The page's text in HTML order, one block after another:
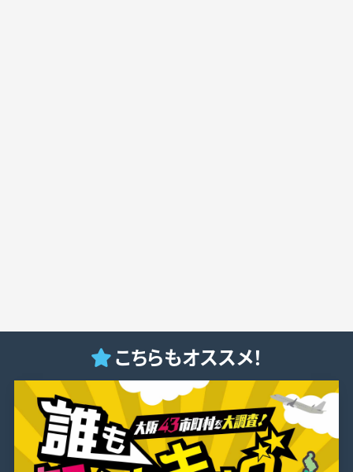
こちらもオススメ！